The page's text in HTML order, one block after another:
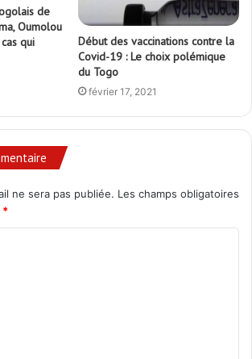
de
Oumolou
qui
Début des vaccinations contre la
Covid-19 : Le choix polémique
du Togo
février 17, 2021
ne sera pas publiée. Les champs obligatoires
*